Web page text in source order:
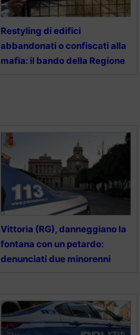
Restyling di edifici
abbandonati o confiscati alla
mafia: il bando della Regione
Vittoria (RG), danneggiano la
fontana con un petardo:
denunciati due minorenni